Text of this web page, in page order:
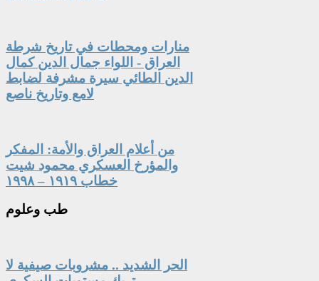
منارات ومحطات في تاريخ شرطة
العراق - اللواء جمال الدين كمال
الدين الطائي سيرة مشرفة لضابط
لامع وتاريخ ناصع
من أعلام العراق والأمة: المفكر
والمؤرخ العسكري محمود شيت
خطاب ١٩١٩ – ١٩٩٨
طب وعلوم
الحر الشديد .. مشروبات صيفية لا